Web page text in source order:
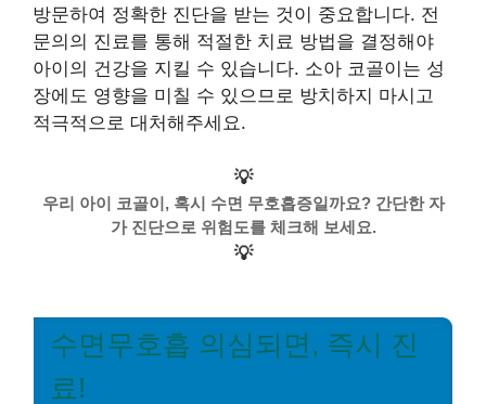
방문하여 정확한 진단을 받는 것이 중요합니다. 전
문의의 진료를 통해 적절한 치료 방법을 결정해야
아이의 건강을 지킬 수 있습니다. 소아 코골이는 성
장에도 영향을 미칠 수 있으므로 방치하지 마시고
적극적으로 대처해주세요.
💡
우리 아이 코골이, 혹시 수면 무호흡증일까요? 간단한 자
가 진단으로 위험도를 체크해 보세요.
💡
수면무호흡 의심되면, 즉시 진
료!